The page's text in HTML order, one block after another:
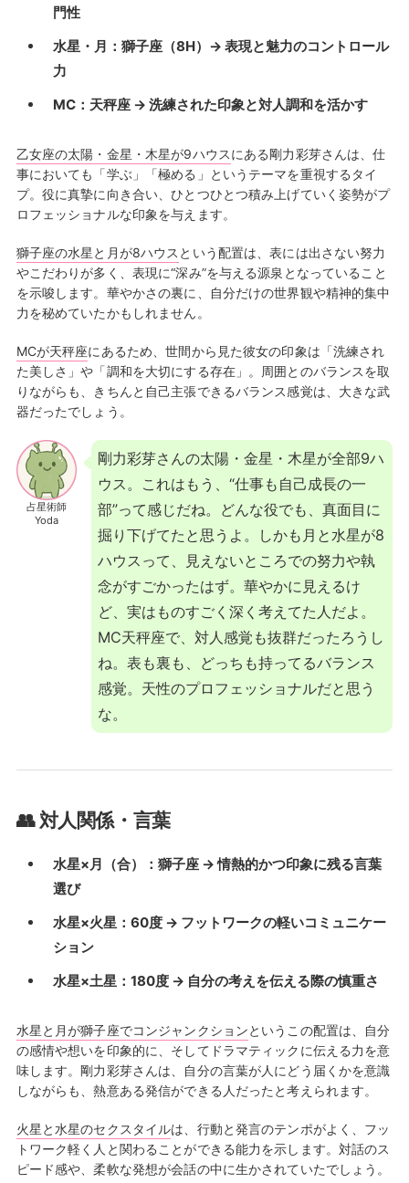
門性
水星・月：獅子座（8H）→ 表現と魅力のコントロール
力
MC：天秤座 → 洗練された印象と対人調和を活かす
乙女座の太陽・金星・木星が9ハウスにある剛力彩芽さんは、仕
事においても「学ぶ」「極める」というテーマを重視するタイ
プ。役に真摯に向き合い、ひとつひとつ積み上げていく姿勢がプ
ロフェッショナルな印象を与えます。
獅子座の水星と月が8ハウス という配置は、表には出さない努力
やこだわりが多く、表現に“深み”を与える源泉となっていること
を示唆します。華やかさの裏に、自分だけの世界観や精神的集中
力を秘めていたかもしれません。
MCが天秤座にあるため、世間から見た彼女の印象は「洗練され
た美しさ」や「調和を大切にする存在」。周囲とのバランスを取
りながらも、きちんと自己主張できるバランス感覚は、大きな武
器だったでしょう。
占星術師
Yoda
剛力彩芽さんの太陽・金星・木星が全部9ハ
ウス。これはもう、“仕事も自己成長の一
部”って感じだね。どんな役でも、真面目に
掘り下げてたと思うよ。しかも月と水星が8
ハウスって、見えないところでの努力や執
念がすごかったはず。華やかに見えるけ
ど、実はものすごく深く考えてた人だよ。
MC天秤座で、対人感覚も抜群だったろうし
ね。表も裏も、どっちも持ってるバランス
感覚。天性のプロフェッショナルだと思う
な。
👥 対人関係・言葉
水星×月（合）：獅子座 → 情熱的かつ印象に残る言葉
選び
水星×火星：60度 → フットワークの軽いコミュニケー
ション
水星×土星：180度 → 自分の考えを伝える際の慎重さ
水星と月が獅子座でコンジャンクションというこの配置は、自分
の感情や想いを印象的に、そしてドラマティックに伝える力を意
味します。剛力彩芽さんは、自分の言葉が人にどう届くかを意識
しながらも、熱意ある発信ができる人だったと考えられます。
火星と水星のセクスタイルは、行動と発言のテンポがよく、フッ
トワーク軽く人と関わることができる能力を示します。対話のス
ピード感や、柔軟な発想が会話の中に生かされていたでしょう。